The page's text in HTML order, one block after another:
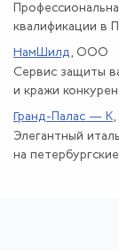
квалификации в
НамШилд , ООО
Сервис защиты
и кражи
Гранд-Палас — К
Элегантный
на